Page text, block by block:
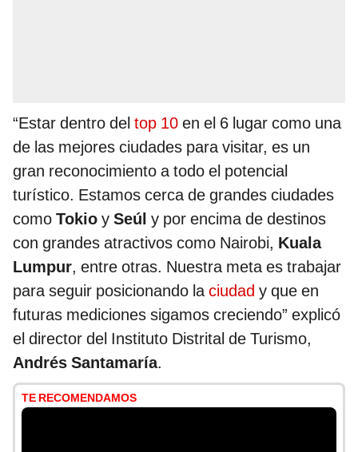
“Estar dentro del top 10 en el 6 lugar como una
de las mejores ciudades para visitar, es un
gran reconocimiento a todo el potencial
turístico. Estamos cerca de grandes ciudades
como Tokio y Seúl y por encima de destinos
con grandes atractivos como Nairobi, Kuala
Lumpur, entre otras. Nuestra meta es trabajar
para seguir posicionando laciudad y que en
futuras mediciones sigamos creciendo” explicó
el director del Instituto Distrital de Turismo,
Andrés Santamaría.
TE RECOMENDAMOS